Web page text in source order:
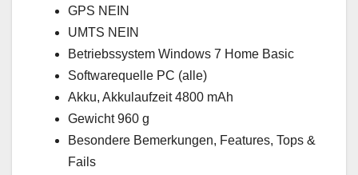
GPS NEIN
UMTS NEIN
Betriebssystem Windows 7 Home Basic
Softwarequelle PC (alle)
Akku, Akkulaufzeit 4800 mAh
Gewicht 960 g
Besondere Bemerkungen, Features, Tops &
Fails